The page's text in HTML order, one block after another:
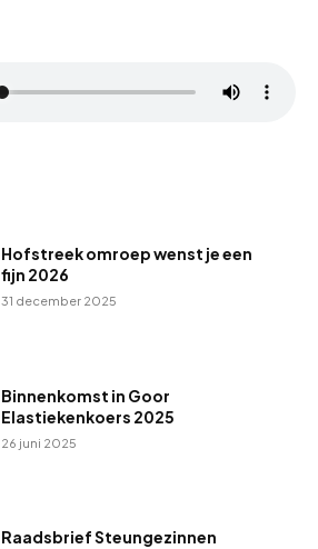
Hofstreek omroep wenst je een
fijn 2026
31 december 2025
Binnenkomst in Goor
Elastiekenkoers 2025
26 juni 2025
Raadsbrief Steungezinnen